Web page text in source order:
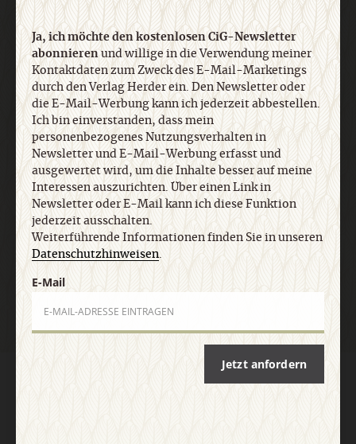
Newsletter und E-Mail-Werbung erfasst und
ausgewertet wird, um die Inhalte besser auf meine
Interessen auszurichten. Über einen Link in
Newsletter oder E-Mail kann ich diese Funktion
jederzeit ausschalten. Weiterführende
Informationen finden Sie in unseren
Datenschutzhinweisen
E-Mail
Datenschutz
Barrierefreiheit
Ja, ich möchte den kostenlosen CiG-Newsletter
abonnierenund willige in die Verwendung meiner
Kontaktdaten zum Zweck des E-Mail-Marketings
durch den Verlag Herder ein. Den Newsletter oder
die E-Mail-Werbung kann ich jederzeit abbestellen.
Ich bin einverstanden, dass mein
personenbezogenes Nutzungsverhalten in
Newsletter und E-Mail-Werbung erfasst und
ausgewertet wird, um die Inhalte besser auf meine
Interessen auszurichten. Über einen Link in
Newsletter oder E-Mail kann ich diese Funktion
jederzeit ausschalten.
Weiterführende Informationen finden Sie in unseren
Datenschutzhinweisen.
E-Mail
Jetzt anfordern